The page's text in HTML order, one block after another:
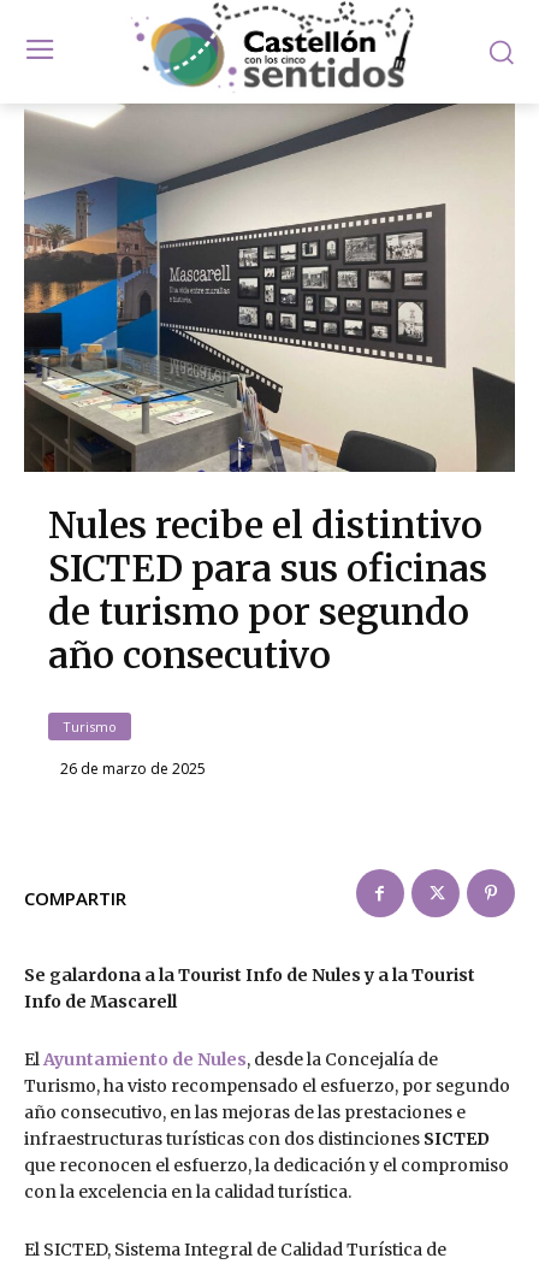
Nules recibe el distintivo
SICTED para sus oficinas
de turismo por segundo
año consecutivo
Turismo
26 de marzo de 2025
COMPARTIR
Se galardona a la Tourist Info de Nules y a la Tourist
Info de Mascarell
ElAyuntamiento de Nules, desde la Concejalía de
Turismo, ha visto recompensado el esfuerzo, por segundo
año consecutivo, en las mejoras de las prestaciones e
infraestructuras turísticas con dos distinciones SICTED
que reconocen el esfuerzo, la dedicación y el compromiso
con la excelencia en la calidad turística.
El SICTED, Sistema Integral de Calidad Turística de